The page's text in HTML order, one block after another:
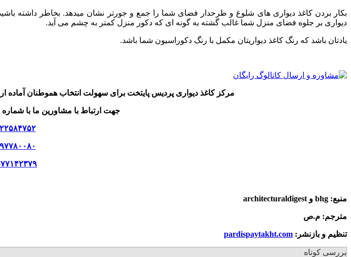
بکار بردن کاغذ دیواری های شلوغ و طرحدار فضای شما را جمع و جورتر نشان میدهد. بخاطر داشته
دیواری بر جلوه فضای منزل شما غالب گشته به گونه ای که دکور منزل کمتر به چشم می آید.
یادتان باشد که رنگ کاغذ دیواریتان مکمل با رنگ دکوراسیون شما باشد.
مرکز کاغذ دیواری پردیس پایتخت برای سهولت انتخاب هموطنان آماده
جهت ارتباط با مشاورین ما با
۰۲۱-
منبع: bhg و architecturaldigest
مترجم: م.ص
تنظیم و بازنشر: pardispaytakht.com
بررسی کوتاه